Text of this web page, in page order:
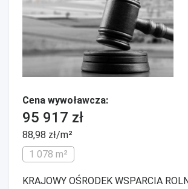
Cena wywoławcza:
95 917 zł
88,98 zł/m²
1 078 m²
KRAJOWY OŚRODEK WSPARCIA